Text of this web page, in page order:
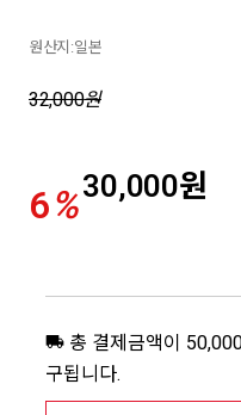
원산지:일본
32,000원
6%30,000원
총 결제금액이
구됩니다.